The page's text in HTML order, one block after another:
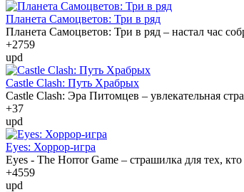
Планета Самоцветов: Три в ряд
Планета Самоцветов: Три в ряд – настал час
+2759
upd
Castle Clash: Путь Храбрых
Castle Clash: Эра Питомцев – увлекательная
+37
upd
Eyes: Хоррор-игра
Eyes - The Horror Game – страшилка для тех,
+4559
upd